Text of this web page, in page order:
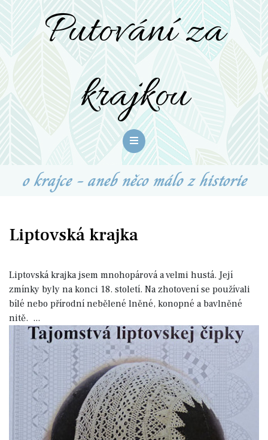
Putování za
krajkou
o krajce - aneb něco málo z historie
Liptovská krajka
Liptovská krajka jsem mnohopárová a velmi hustá. Její
zmínky byly na konci 18. století. Na zhotovení se používali
bílé nebo přírodní nebělené lněné, konopné a bavlněné
nitě. ...